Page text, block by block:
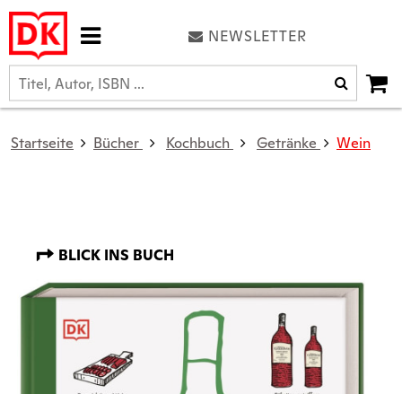
NEWSLETTER
Startseite Bücher Kochbuch Getränke Wein
BLICK INS BUCH